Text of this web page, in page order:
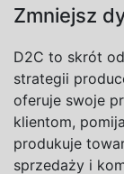
Zmniejsz
D2C to skrót
strategii
oferuje swoje
klientom,
produkuje
sprzedaży i